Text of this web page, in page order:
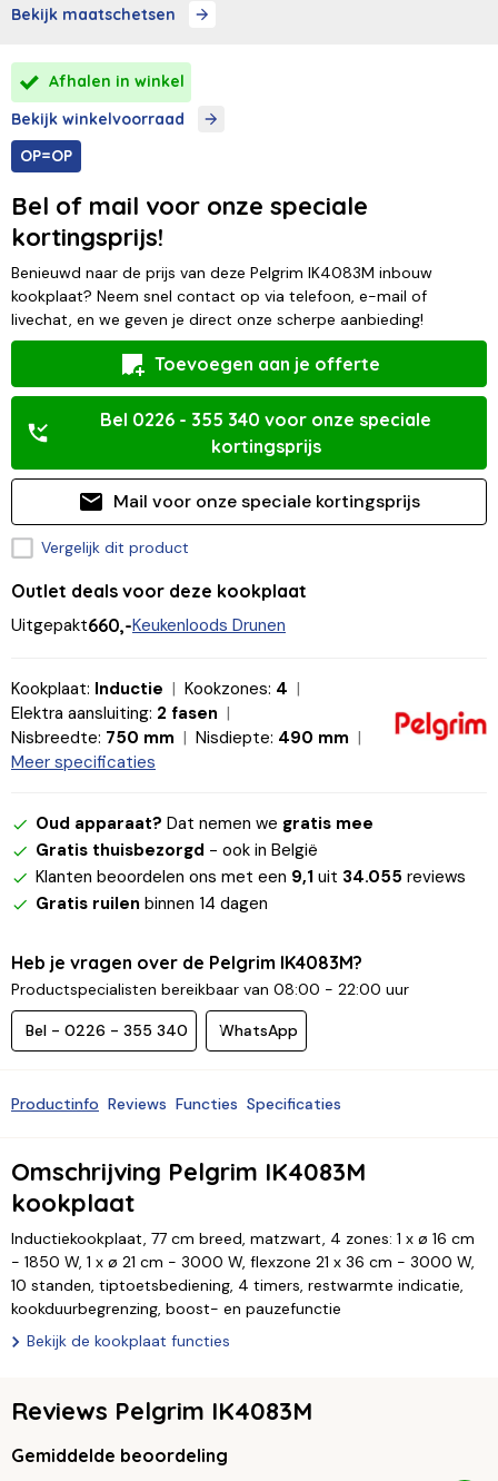
Bekijk maatschetsen
Afhalen in winkel
Bekijk winkelvoorraad
OP=OP
Bel of mail voor onze speciale
kortingsprijs!
Benieuwd naar de prijs van deze Pelgrim IK4083M inbouw
kookplaat? Neem snel contact op via telefoon, e-mail of
livechat, en we geven je direct onze scherpe aanbieding!
Toevoegen aan je offerte
Bel 0226 - 355 340 voor onze speciale
kortingsprijs
Mail voor onze speciale kortingsprijs
Vergelijk dit product
Outlet deals voor deze kookplaat
Uitgepakt660,-Keukenloods Drunen
Kookplaat: Inductie Kookzones: 4
Elektra aansluiting: 2 fasen
Nisbreedte: 750 mm Nisdiepte: 490 mm
Meer specificaties
Oud apparaat? Dat nemen we gratis mee
Gratis thuisbezorgd - ook in België
Klanten beoordelen ons met een 9,1 uit 34.055 reviews
Gratis ruilen binnen 14 dagen
Heb je vragen over de Pelgrim IK4083M?
Productspecialisten bereikbaar van 08:00 - 22:00 uur
Bel - 0226 - 355 340 WhatsApp
Productinfo Reviews Functies Specificaties
Omschrijving Pelgrim IK4083M
kookplaat
Inductiekookplaat, 77 cm breed, matzwart, 4 zones: 1 x ø 16 cm
- 1850 W, 1 x ø 21 cm - 3000 W, flexzone 21 x 36 cm - 3000 W,
10 standen, tiptoetsbediening, 4 timers, restwarmte indicatie,
kookduurbegrenzing, boost- en pauzefunctie
Bekijk de kookplaat functies
Reviews Pelgrim IK4083M
Gemiddelde beoordeling